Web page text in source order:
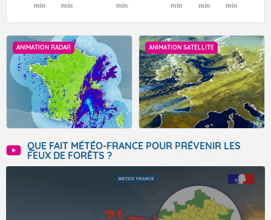
min
min
min
min
min
min
ANIMATION RADAR ANIMATION SATELLITE
QUE FAIT MÉTÉO-FRANCE POUR PRÉVENIR LES
FEUX DE FORÊTS ?